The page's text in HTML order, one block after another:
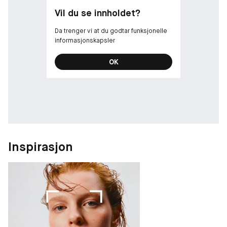
• Porene fremstår minimert: -17 %*
• 96 % sa at den fjernet overflødig olje**
97 % naturlig avledet formel.***
*Klinisk testet på 33 kvinner.
***I henhold til ISO-standard 16128. Fra plantekilder,
petroleumsfrie mineralkilder og/eller vann.
Hudelskende, fremtidselskende. Vårt engasjement for en
Emballasjen til dette produktet inneholder minst 27 %
resirkulert innhold.
EWG Verified®: Vår Nutritious-kolleksjon er EWG VERIFIED® by
Environmental Working Group (EWG), en uavhengig ideell
organisasjon. Denne verifiseringen betyr at våre formler
oppfyller noen av de strengeste formuleringsstandardene og
Vil du se innholdet?
Da trenger vi at du godtar funksjonelle
informasjonskapsler
OK
Inspirasjon